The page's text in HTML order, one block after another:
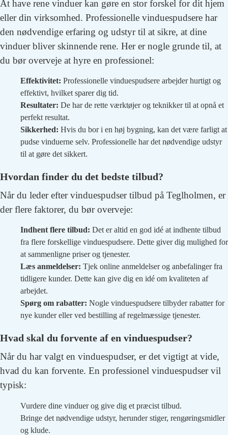
At have rene vinduer kan gøre en stor forskel for dit hjem
eller din virksomhed. Professionelle vinduespudsere har
den nødvendige erfaring og udstyr til at sikre, at dine
vinduer bliver skinnende rene. Her er nogle grunde til, at
du bør overveje at hyre en professionel:
Effektivitet: Professionelle vinduespudsere arbejder hurtigt og
effektivt, hvilket sparer dig tid.
Resultater: De har de rette værktøjer og teknikker til at opnå et
perfekt resultat.
Sikkerhed: Hvis du bor i en høj bygning, kan det være farligt at
pudse vinduerne selv. Professionelle har det nødvendige udstyr
til at gøre det sikkert.
Hvordan finder du det bedste tilbud?
Når du leder efter vinduespudser tilbud på Teglholmen, er
der flere faktorer, du bør overveje:
Indhent flere tilbud: Det er altid en god idé at indhente tilbud
fra flere forskellige vinduespudsere. Dette giver dig mulighed for
at sammenligne priser og tjenester.
Læs anmeldelser: Tjek online anmeldelser og anbefalinger fra
tidligere kunder. Dette kan give dig en idé om kvaliteten af
arbejdet.
Spørg om rabatter: Nogle vinduespudsere tilbyder rabatter for
nye kunder eller ved bestilling af regelmæssige tjenester.
Hvad skal du forvente af en vinduespudser?
Når du har valgt en vinduespudser, er det vigtigt at vide,
hvad du kan forvente. En professionel vinduespudser vil
typisk:
Vurdere dine vinduer og give dig et præcist tilbud.
Bringe det nødvendige udstyr, herunder stiger, rengøringsmidler
og klude.